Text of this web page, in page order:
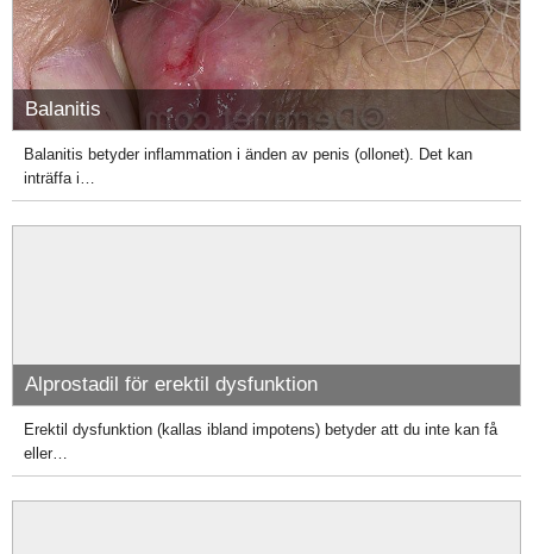
Balanitis
Balanitis betyder inflammation i änden av penis (ollonet). Det kan
inträffa i…
Alprostadil för erektil dysfunktion
Erektil dysfunktion (kallas ibland impotens) betyder att du inte kan få
eller…